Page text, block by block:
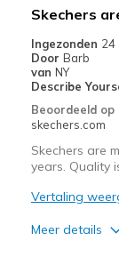
Skechers
Ingezonden 24
Door Barb
van NY
Describe
Beoordeeld op
skechers.com
Skechers are
years. Quality
Vertaling
Meer details